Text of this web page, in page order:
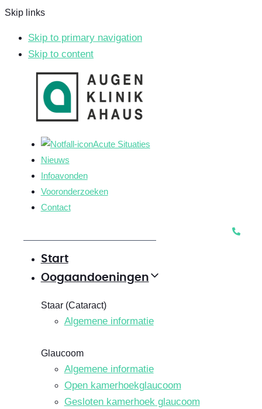
Skip links
Skip to primary navigation
Skip to content
Acute Situaties
Nieuws
Infoavonden
Vooronderzoeken
Contact
Start
Oogaandoeningen
Staar (Cataract)
Algemene informatie
Glaucoom
Algemene informatie
Open kamerhoekglaucoom
Gesloten kamerhoek glaucoom